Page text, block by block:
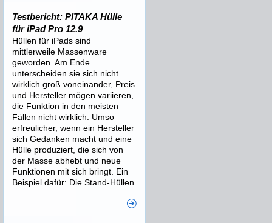
Testbericht: PITAKA Hülle
für iPad Pro 12.9
Hüllen für iPads sind
mittlerweile Massenware
geworden. Am Ende
unterscheiden sie sich nicht
wirklich groß voneinander, Preis
und Hersteller mögen variieren,
die Funktion in den meisten
Fällen nicht wirklich. Umso
erfreulicher, wenn ein Hersteller
sich Gedanken macht und eine
Hülle produziert, die sich von
der Masse abhebt und neue
Funktionen mit sich bringt. Ein
Beispiel dafür: Die Stand-Hüllen